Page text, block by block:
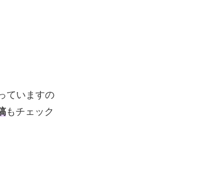
ていますの
もチェック